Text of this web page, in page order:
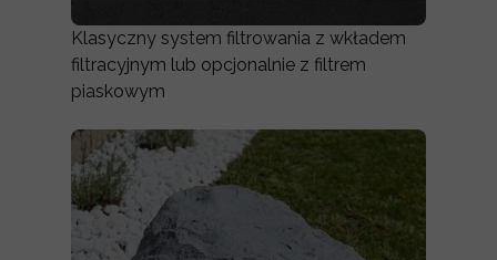
Klasyczny system filtrowania z wkładem
filtracyjnym lub opcjonalnie z filtrem
piaskowym